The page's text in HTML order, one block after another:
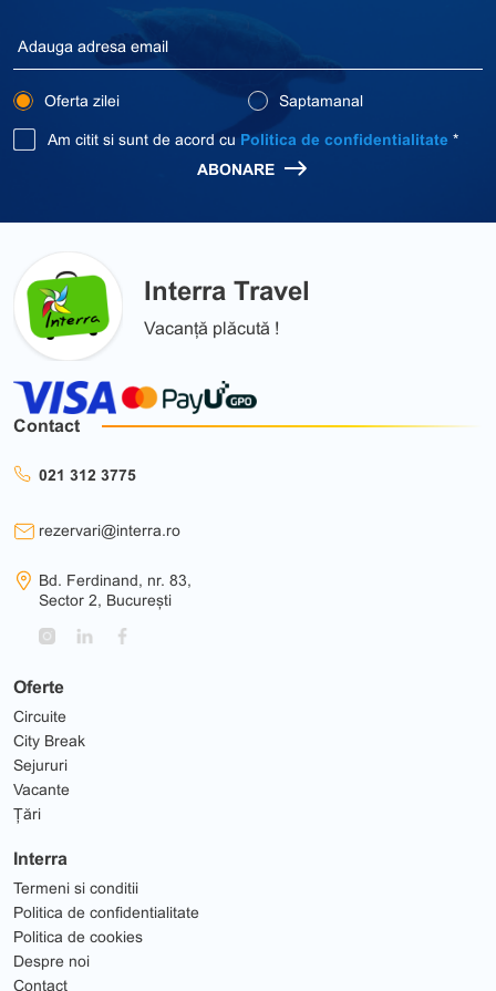
Oferta zilei Saptamanal
Am citit si sunt de acord cu Politica de confidentialitate *
ABONARE
Interra Travel
Vacanță plăcută !
Oferte
Circuite
City Break
Sejururi
Vacante
Țări
Interra
Termeni si conditii
Politica de confidentialitate
Politica de cookies
Despre noi
Contact
Contact
021 312 3775
rezervari@interra.ro
Bd. Ferdinand, nr. 83,
Sector 2, București